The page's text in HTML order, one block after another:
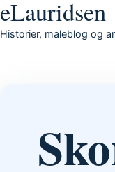
Gå til indhold
eLauridsen
Historier, maleblog og